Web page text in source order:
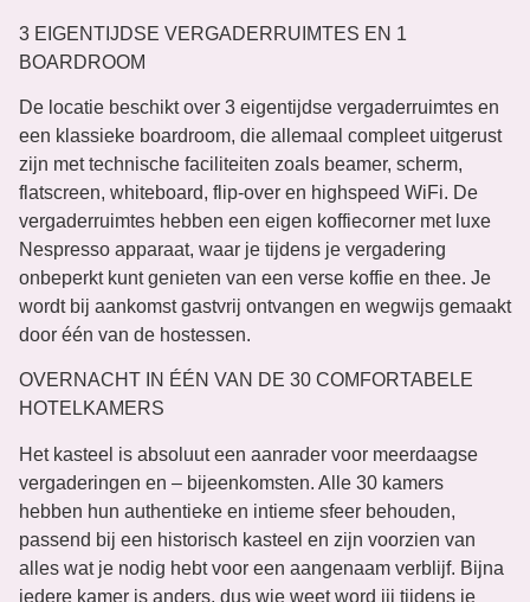
3 EIGENTIJDSE VERGADERRUIMTES EN 1
BOARDROOM
De locatie beschikt over 3 eigentijdse vergaderruimtes en
een klassieke boardroom, die allemaal compleet uitgerust
zijn met technische faciliteiten zoals beamer, scherm,
flatscreen, whiteboard, flip-over en highspeed WiFi. De
vergaderruimtes hebben een eigen koffiecorner met luxe
Nespresso apparaat, waar je tijdens je vergadering
onbeperkt kunt genieten van een verse koffie en thee. Je
wordt bij aankomst gastvrij ontvangen en wegwijs gemaakt
door één van de hostessen.
OVERNACHT IN ÉÉN VAN DE 30 COMFORTABELE
HOTELKAMERS
Het kasteel is absoluut een aanrader voor meerdaagse
vergaderingen en – bijeenkomsten. Alle 30 kamers
hebben hun authentieke en intieme sfeer behouden,
passend bij een historisch kasteel en zijn voorzien van
alles wat je nodig hebt voor een aangenaam verblijf. Bijna
iedere kamer is anders, dus wie weet word jij tijdens je